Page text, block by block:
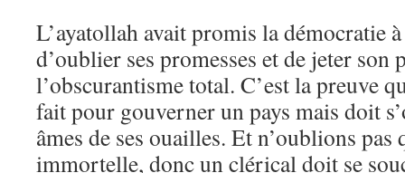
L’ayatollah avait promis la démocratie
d’oublier ses promesses et de jeter son
l’obscurantisme total. C’est la preuve
fait pour gouverner un pays mais doit
âmes de ses ouailles. Et n’oublions pas
immortelle, donc un clérical doit se